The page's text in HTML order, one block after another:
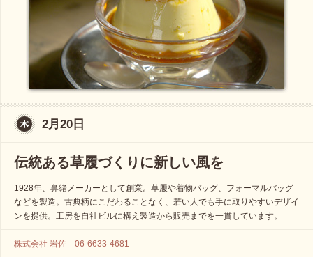
2月20日
伝統ある草履づくりに新しい風を
1928年、鼻緒メーカーとして創業。草履や着物バッグ、フォーマルバッグ
などを製造。古典柄にこだわることなく、若い人でも手に取りやすいデザイ
ンを提供。工房を自社ビルに構え製造から販売までを一貫しています。
株式会社 岩佐 06-6633-4681